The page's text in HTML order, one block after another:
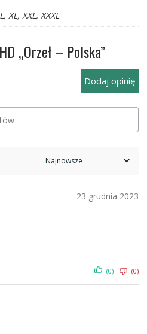
XL, XXL, XXXL
„Orzeł – Polska”
Dodaj opinię
23 grudnia 2023
(0) (0)